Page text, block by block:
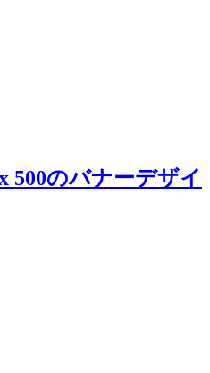
500のバナーデザイ